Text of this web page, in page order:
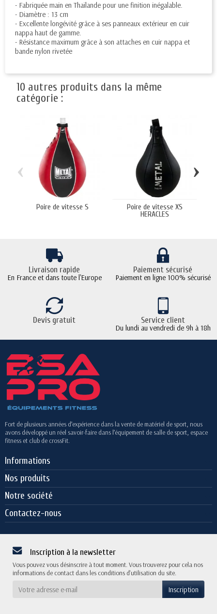
- Fabriquée main en Thaïlande pour une finition inégalable.
- Diamètre : 13 cm
- Excellente longévité grâce à ses panneaux extérieur en cuir
nappa haut de gamme.
- Résistance maximum grâce à son attaches en cuir nappa et
bande nylon rivetée
10 autres produits dans la même
catégorie :
Poire de vitesse S
Poire de vitesse XS
HERACLES
‹ ›
Livraison rapide
En France et dans toute l'Europe
Paiement sécurisé
Paiement en ligne 100% sécurisé
Devis gratuit Service client
Du lundi au vendredi de 9h à 18h
Fort de plusieurs années d’expérience dans la vente de matériel de sport, nous
avons développé un réel savoir-faire dans l’équipement de salle de sport, espace
fitness et club de crossFit.
Informations
Nos produits
Notre société
Contactez-nous
Inscription à la newsletter
Vous pouvez vous désinscrire à tout moment. Vous trouverez pour cela nos
informations de contact dans les conditions d'utilisation du site.